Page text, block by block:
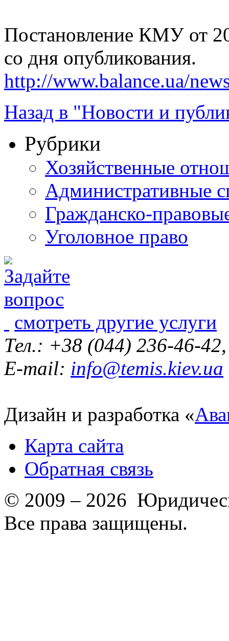
Постановление КМУ от
со дня опубликования.
http://www.balance.ua/
Назад в "Новости и
Рубрики
Хозяйственные
Административные
Гражданско-
Уголовное право
смотреть другие услуги
Тел.: +38 (044) 236-46-
E-mail: info@temis.kiev.ua
Дизайн и разработка «
Карта сайта
Обратная связь
© 2009 – 2026
Все права защищены.